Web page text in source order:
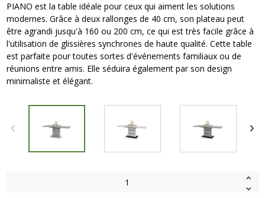
PIANO est la table idéale pour ceux qui aiment les solutions
modernes. Grâce à deux rallonges de 40 cm, son plateau peut
être agrandi jusqu'à 160 ou 200 cm, ce qui est très facile grâce à
l'utilisation de glissières synchrones de haute qualité. Cette table
est parfaite pour toutes sortes d'événements familiaux ou de
réunions entre amis. Elle séduira également par son design
minimaliste et élégant.